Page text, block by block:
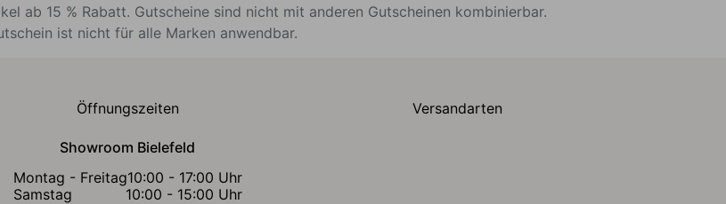
ab 15 % Rabatt. Gutscheine sind nicht mit anderen Gutscheinen kombinierbar.
ist nicht für alle Marken anwendbar.
Öffnungszeiten
Showroom Bielefeld
Montag - Freitag10:00 - 17:00 Uhr
Samstag
10:00 - 15:00 Uhr
Versandarten